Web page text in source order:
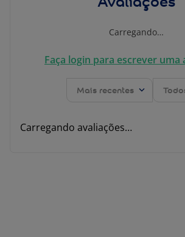
Carregando…
Faça login para escrever uma
Mais recentes
Carregando avaliações…